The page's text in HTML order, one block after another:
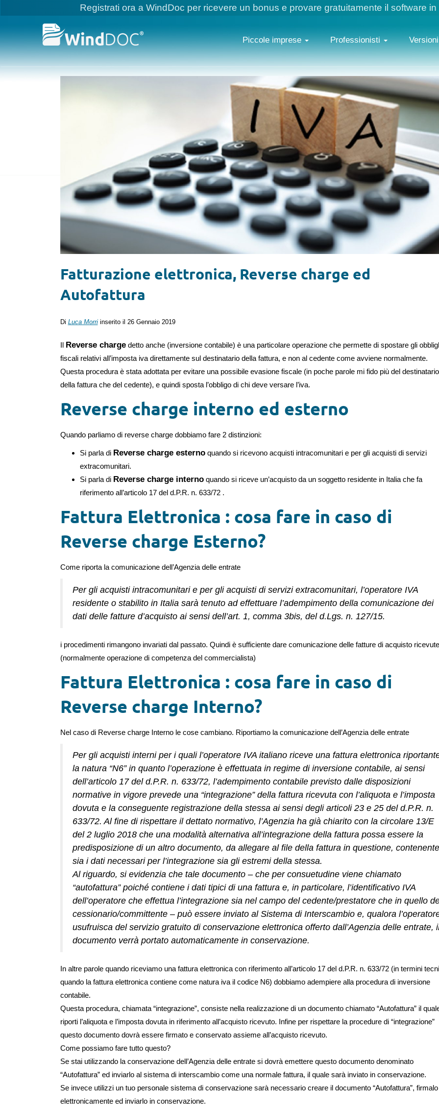
Registrati ora a WindDoc per ricevere un bonus e provare gratuitamente il software
Piccole imprese Professionisti
Fatturazione elettronica, Reverse charge ed
Autofattura
Di Luca Morriinserito il 26 Gennaio 2019
Il Reverse chargedetto anche (inversione contabile) è una particolare operazione che permette di spostare gli
fiscali relativi all’imposta iva direttamente sul destinatario della fattura, e non al cedente come avviene normalmente.
Questa procedura è stata adottata per evitare una possibile evasione fiscale (in poche parole mi fido più del destinatario
della fattura che del cedente), e quindi sposta l’obbligo di chi deve versare l’iva.
Reverse charge interno ed esterno
Quando parliamo di reverse charge dobbiamo fare 2 distinzioni:
Si parla di Reverse charge esternoquando si ricevono acquisti intracomunitari e per gli acquisti di servizi
extracomunitari.
Si parla di Reverse charge internoquando si riceve un’acquisto da un soggetto residente in Italia che fa
riferimento all’articolo 17 del d.P.R. n. 633/72 .
Fattura Elettronica : cosa fare in caso di
Reverse charge Esterno?
Come riporta la comunicazione dell’Agenzia delle entrate
Per gli acquisti intracomunitari e per gli acquisti di servizi extracomunitari, l’operatore IVA
residente o stabilito in Italia sarà tenuto ad effettuare l’adempimento della comunicazione dei
dati delle fatture d’acquisto ai sensi dell’art. 1, comma 3bis, del d.Lgs. n. 127/15.
i procedimenti rimangono invariati dal passato. Quindi è sufficiente dare comunicazione delle fatture di acquisto ricevute
(normalmente operazione di competenza del commercialista)
Fattura Elettronica : cosa fare in caso di
Reverse charge Interno?
Nel caso di Reverse charge Interno le cose cambiano. Riportiamo la comunicazione dell’Agenzia delle entrate
Per gli acquisti interni per i quali l’operatore IVA italiano riceve una fattura elettronica
la natura “N6” in quanto l’operazione è effettuata in regime di inversione contabile, ai sensi
dell’articolo 17 del d.P.R. n. 633/72, l’adempimento contabile previsto dalle disposizioni
normative in vigore prevede una “integrazione” della fattura ricevuta con l’aliquota e l’imposta
dovuta e la conseguente registrazione della stessa ai sensi degli articoli 23 e 25 del d.P.R. n.
633/72. Al fine di rispettare il dettato normativo, l’Agenzia ha già chiarito con la circolare 13/E
del 2 luglio 2018 che una modalità alternativa all’integrazione della fattura possa essere la
predisposizione di un altro documento, da allegare al file della fattura in questione, contenente
sia i dati necessari per l’integrazione sia gli estremi della stessa.
Al riguardo, si evidenzia che tale documento – che per consuetudine viene chiamato
“autofattura” poiché contiene i dati tipici di una fattura e, in particolare, l’identificativo IVA
dell’operatore che effettua l’integrazione sia nel campo del cedente/prestatore che in quello
cessionario/committente – può essere inviato al Sistema di Interscambio e, qualora
usufruisca del servizio gratuito di conservazione elettronica offerto dall’Agenzia delle entrate,
documento verrà portato automaticamente in conservazione.
In altre parole quando riceviamo una fattura elettronica con riferimento all’articolo 17 del d.P.R. n. 633/72 (in termini
quando la fattura elettronica contiene come natura iva il codice N6) dobbiamo adempiere alla procedura di inversione
contabile.
Questa procedura, chiamata “integrazione”, consiste nella realizzazione di un documento chiamato “Autofattura” il
riporti l’aliquota e l’imposta dovuta in riferimento all’acquisto ricevuto. Infine per rispettare la procedure di “integrazione”
questo documento dovrà essere firmato e conservato assieme all’acquisto ricevuto.
Come possiamo fare tutto questo?
Se stai utilizzando la conservazione dell’Agenzia delle entrate si dovrà emettere questo documento denominato
“Autofattura” ed inviarlo al sistema di interscambio come una normale fattura, il quale sarà inviato in conservazione.
Se invece utilizzi un tuo personale sistema di conservazione sarà necessario creare il documento “Autofattura”, firmalo
elettronicamente ed inviarlo in conservazione.